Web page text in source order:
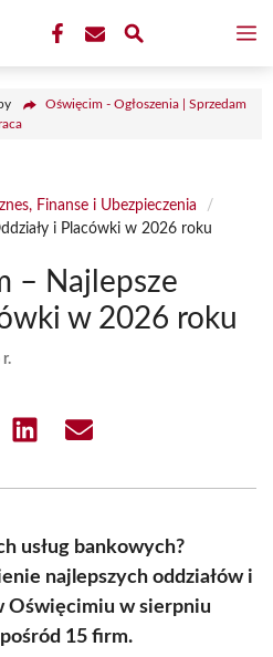
Oświęcim - Ogłoszenia | Sprzedam
Finanse i Ubezpieczenia
/
i Placówki w 2026 roku
– Najlepsze
w 2026 roku
Share Share
usług bankowych?
najlepszych oddziałów i
Oświęcimiu w sierpniu
15 firm.